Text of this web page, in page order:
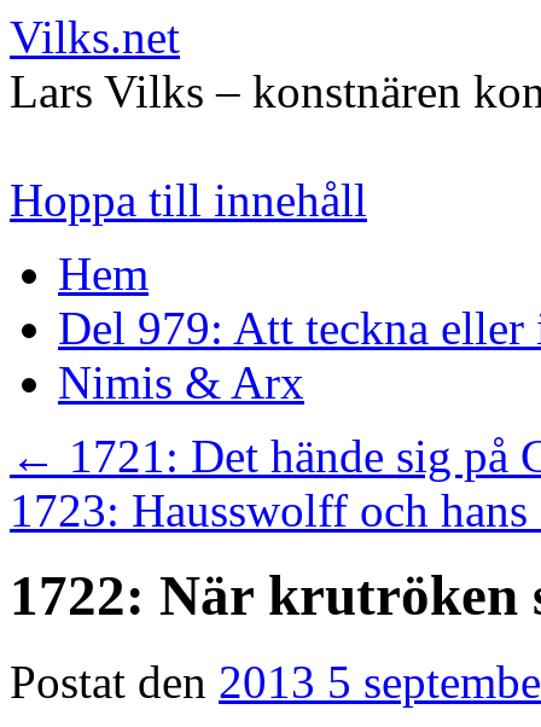
Vilks.net
Lars Vilks – konstnären
Hoppa till innehåll
Hem
Del 979: Att teckna eller
Nimis & Arx
← 1721: Det hände sig på
1723: Hausswolff och
1722: När krutröken
Postat den 2013 5